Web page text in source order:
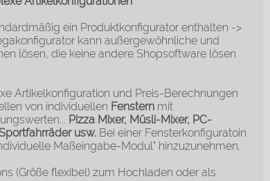
ein Produktkonfigurator enthalten ->
kann außergewöhnliche und
lösen, die keine andere Shopsoftware lösen
Artikelkonfiguration und Preis-Berechnungen
von individuellen Fenstern mit
Pizza Mixer, Müsli-Mixer, PC-
usw. Bei einer Fensterkonfiguratoin
Maßeingabe-Modul" hinzuzunehmen.
(Größe flexibel) zum Hochladen oder als